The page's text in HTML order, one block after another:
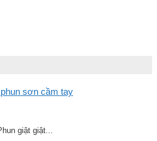
sơn cầm tay
giật giật...